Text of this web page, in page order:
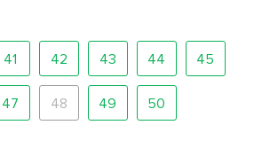
41 42 43 44 45
47 48 49 50